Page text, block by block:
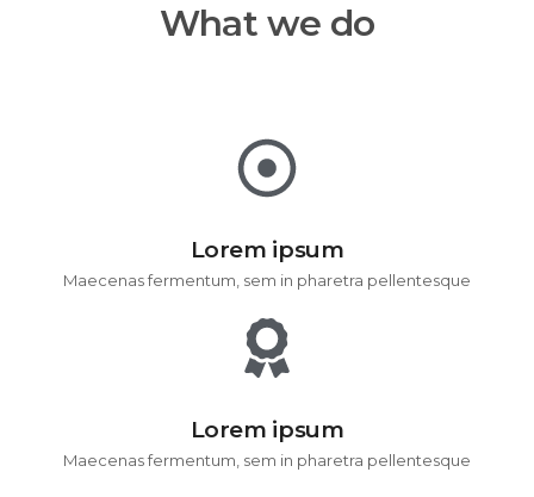
What we do
Lorem ipsum
Maecenas fermentum, sem in pharetra pellentesque
Lorem ipsum
Maecenas fermentum, sem in pharetra pellentesque